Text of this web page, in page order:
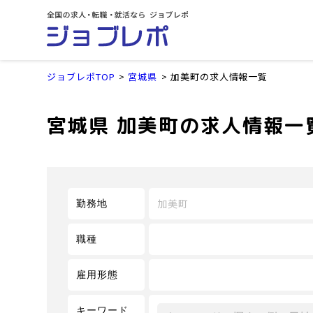
ジョブレポTOP 宮城県 加美町の求人情報一覧
宮城県 加美町の求人情報一
勤務地 加美町
職種
雇用形態
キーワード